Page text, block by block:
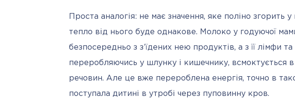
Проста аналогія: не має значення, яке поліно згорить
тепло від нього буде однакове. Молоко у годуючої
безпосередньо з з’їдених нею продуктів, а з її лімфи та
переробляючись у шлунку і кишечнику, всмоктується
речовин. Але це вже перероблена енергія, точно в
поступала дитині в утробі через пуповинну кров.